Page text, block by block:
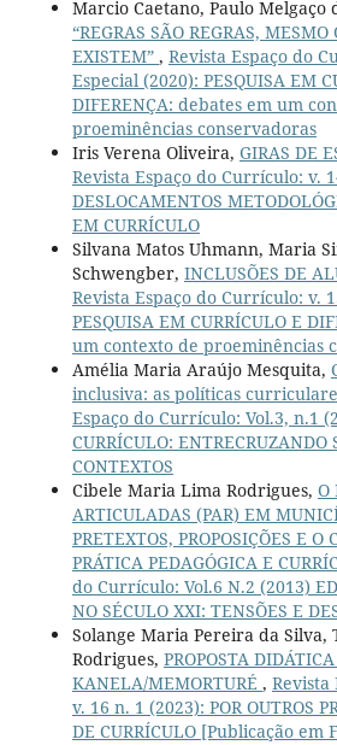
Marcio Caetano, Paulo Melgaço
“REGRAS SÃO REGRAS,
EXISTEM” , Revista Espaço do
Especial (2020): PESQUISA EM
DIFERENÇA: debates em um
proeminências conservadoras
Iris Verena Oliveira, GIRAS DE
Revista Espaço do Currículo: v.
DESLOCAMENTOS
EM CURRÍCULO
Silvana Matos Uhmann, Maria
Schwengber, INCLUSÕES DE
Revista Espaço do Currículo: v.
PESQUISA EM CURRÍCULO E
um contexto de proeminências
Amélia Maria Araújo Mesquita,
inclusiva: as políticas
Espaço do Currículo: Vol.3, n.1
CURRÍCULO: ENTRECRUZANDO
CONTEXTOS
Cibele Maria Lima Rodrigues, O
ARTICULADAS (PAR) EM
PRETEXTOS, PROPOSIÇÕES E O
PRÁTICA PEDAGÓGICA E
do Currículo: Vol.6 N.2 (2013)
NO SÉCULO XXI: TENSÕES E
Solange Maria Pereira da Silva,
Rodrigues, PROPOSTA
KANELA/MEMORTURÉ , Revista
v. 16 n. 1 (2023): POR OUTROS
DE CURRÍCULO [Publicação em